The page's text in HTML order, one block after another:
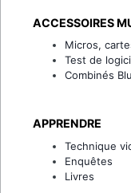
ACCESSOIRES
Micros,
Test de
Combinés
APPRENDRE
Technique
Enquêtes
Livres